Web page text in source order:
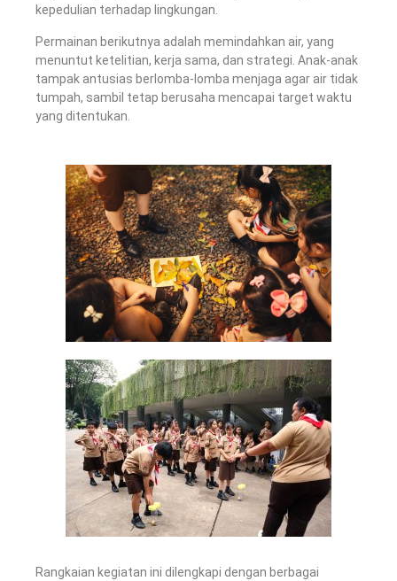
kepedulian terhadap lingkungan.
Permainan berikutnya adalah memindahkan air, yang
menuntut ketelitian, kerja sama, dan strategi. Anak-anak
tampak antusias berlomba-lomba menjaga agar air tidak
tumpah, sambil tetap berusaha mencapai target waktu
yang ditentukan.
Rangkaian kegiatan ini dilengkapi dengan berbagai